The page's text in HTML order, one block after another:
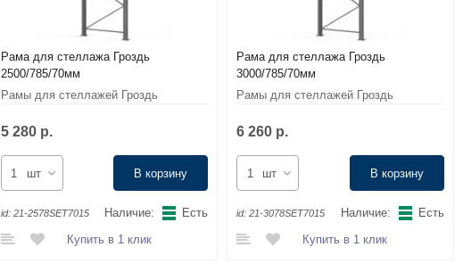
Рама для стеллажа Гроздь
2500/785/70мм
Рамы для стеллажей Гроздь
5 280 р.
шт В корзину
id: 21-2578SET7015 Наличие:
Есть
Купить в 1 клик
Рама для стеллажа Гроздь
3000/785/70мм
Рамы для стеллажей Гроздь
6 260 р.
шт В корзину
id:21-3078SET7015 Наличие:
Есть
Купить в 1 клик